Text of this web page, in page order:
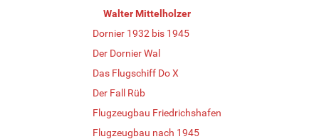
Walter Mittelholzer
Dornier 1932 bis 1945
Der Dornier Wal
Das Flugschiff Do X
Der Fall Rüb
Flugzeugbau Friedrichshafen
Flugzeugbau nach 1945